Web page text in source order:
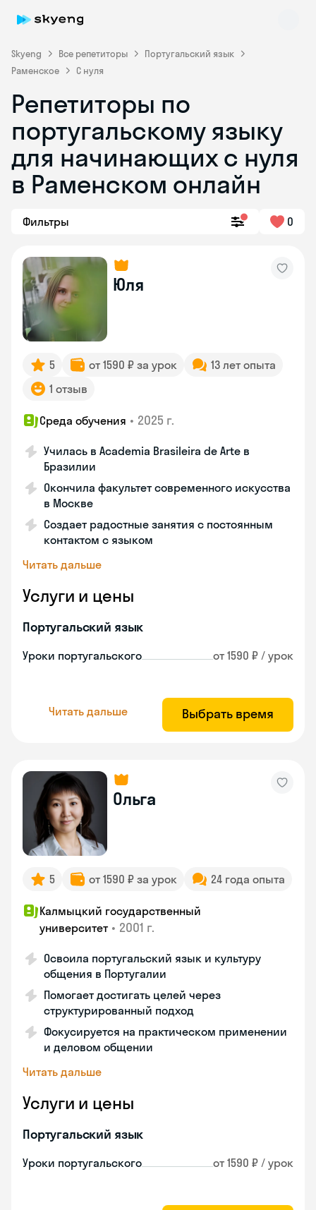
Skyeng Все репетиторы
Португальский язык
Раменское
С нуля
Репетиторы по
португальскому языку
для начинающих с нуля
в Раменском онлайн
Фильтры 0
Юля
5 от 1590 ₽ за урок
13 лет опыта
1 отзыв
Среда обучения • 2025 г.
Училась в Academia Brasileira de Arte в
Бразилии
Окончила факультет современного искусства
в Москве
Создает радостные занятия с постоянным
контактом с языком
Читать дальше
Услуги и цены
Португальский язык
Уроки португальского от 1590 ₽ / урок
Читать дальше Выбрать время
Ольга
5 от 1590 ₽ за урок 24 года опыта
Калмыцкий государственный
университет • 2001 г.
Освоила португальский язык и культуру
общения в Португалии
Помогает достигать целей через
структурированный подход
Фокусируется на практическом применении
и деловом общении
Читать дальше
Услуги и цены
Португальский язык
Уроки португальского от 1590 ₽ / урок
Skyeng Chat